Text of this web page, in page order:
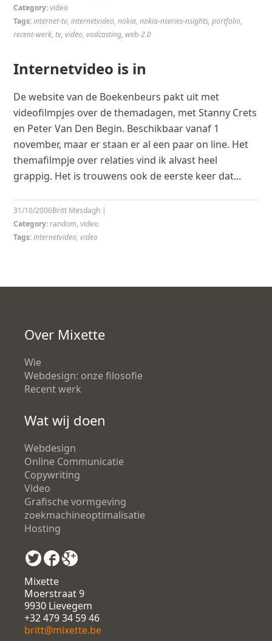
Category:video
Tags:internet-tv,internetvideo,nokia,nokia-nseries-nsights,portfolio,
recent-werk,tv,video,vodcasting,web-2.0
Internetvideo is in
De website van de Boekenbeurs pakt uit met
videofilmpjes over de themadagen, met Stanny Crets
en Peter Van Den Begin. Beschikbaar vanaf 1
november, maar er staan er al een paar on line. Het
themafilmpje over relaties vind ik alvast heel
grappig. Het is trouwens ook de eerste keer dat...
Britt Mesdagh |
31/10/2006
Category: random,video
Tags:internetvideo,video
Over Mixette
Wie
Webdesign: onze filosofie
Recent werk
Wat wij doen
Webdesign
Online Communicatie
Copywriting
Video
Grafische vormgeving
zoekmachineoptimalisatie
Hosting
Mixette
Moerstraat 9
9930 Lievegem
+32 479 34 59 46
britt@mixette.be